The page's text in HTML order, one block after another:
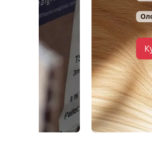
Оловянно-
Купить